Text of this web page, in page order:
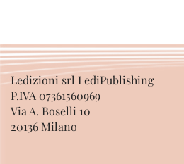
Ledizioni srl LediPublishing
P.IVA 07361560969
Via A. Boselli 10
20136 Milano